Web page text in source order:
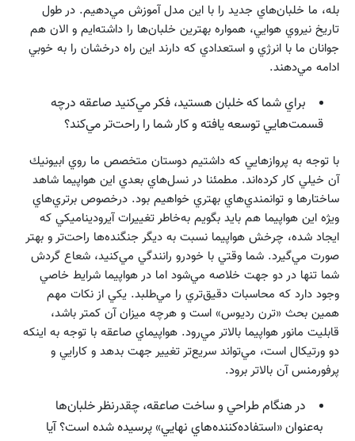
بله، ما خلبان‌هاي جديد را با اين مدل آموزش مي‌دهيم. در طول
تاريخ نيروي هوايي، همواره بهترين خلبان‌ها را داشته‌ايم و الان هم
جوانان ما با انرژي و استعدادي كه دارند اين راه درخشان را به خوبي
ادامه مي‌دهند.
براي شما كه خلبان هستيد، فكر مي‌كنيد صاعقه درچه
قسمت‌هايي توسعه يافته و كار شما را راحت‌تر مي‌كند؟
با توجه به پروازهايي كه داشتيم دوستان متخصص ما روي ابيونيك
آن خيلي كار كرده‌اند. مطمئنا در نسل‌هاي بعدي اين هواپيما شاهد
ساختارها و توانمندي‌هاي بهتري خواهيم بود. درخصوص برتري‌هاي
ويژه اين هواپيما هم بايد بگويم به‌خاطر تغييرات آيروديناميكي كه
ايجاد شده، چرخش هواپيما نسبت به ديگر جنگنده‌ها راحت‌تر و بهتر
صورت مي‌گيرد. شما وقتي با خودرو رانندگي مي‌كنيد، شعاع گردش
شما تنها در دو جهت خلاصه مي‌شود اما در هواپيما شرايط خاصي
وجود دارد كه محاسبات دقيق‌تري را مي‌طلبد. يكي از نكات مهم
همين بحث «ترن رديوس» است و هرچه ميزان آن كمتر باشد،
قابليت مانور هواپيما بالاتر مي‌رود. هواپيماي صاعقه با توجه به اينكه
دو ورتيكال است، مي‌تواند سريع‌تر تغيير جهت بدهد و كارايي و
پرفورمنس آن بالاتر برود.
در هنگام طراحي و ساخت صاعقه، چقدرنظر خلبان‌ها
به‌عنوان «استفاده‌كننده‌هاي نهايي» پرسيده شده است؟ آيا